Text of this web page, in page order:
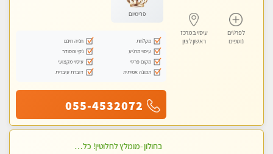
לפרטים
נוספים
עיסוי במרכז
ראשון לציון
פרימיום
מקלחת
חניה חינם
עיסוי מרגיע
נקי ומסודר
מקום פרטי
עיסוי מקצועי
תמונה אמיתית
דוברת עיברית
055-4532072
בחולון -מומלץ לחלוטין! כל סוגי העיסויים מעסה מקצועית ואיכותית פרטי!!!